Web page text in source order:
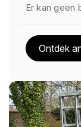
Er kan geen
Ontdek